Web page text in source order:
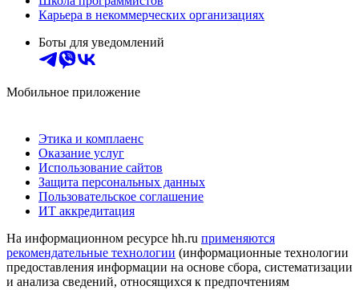
Карьера в некоммерческих организациях
Боты для уведомлений
Мобильное приложение
Этика и комплаенс
Оказание услуг
Использование сайтов
Защита персональных данных
Пользовательское соглашение
ИТ аккредитация
На информационном ресурсе hh.ru применяются
рекомендательные технологии (информационные технологии
предоставления информации на основе сбора, систематизации
и анализа сведений, относящихся к предпочтениям